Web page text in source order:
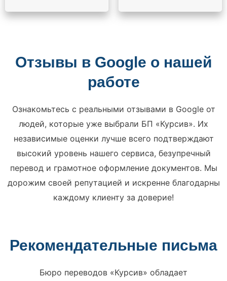
Отзывы в Google о нашей
работе
Ознакомьтесь с реальными отзывами в Google от
людей, которые уже выбрали БП «Курсив». Их
независимые оценки лучше всего подтверждают
высокий уровень нашего сервиса, безупречный
перевод и грамотное оформление документов. Мы
дорожим своей репутацией и искренне благодарны
каждому клиенту за доверие!
Рекомендательные письма
Бюро переводов «Курсив» обладает